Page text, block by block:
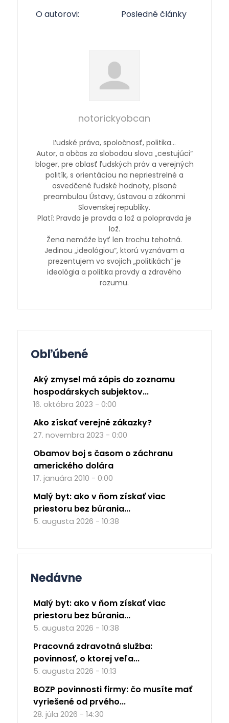
O autorovi: Posledné články
notorickyobcan
Ľudské práva, spoločnosť, politika…
Autor, a občas za slobodou slova „cestujúci“
bloger, pre oblasť ľudských práv a verejných
politík, s orientáciou na nepriestrelné a
osvedčené ľudské hodnoty, písané
preambulou Ústavy, ústavou a zákonmi
Slovenskej republiky.
Platí: Pravda je pravda a lož a polopravda je
lož.
Žena nemôže byť len trochu tehotná.
Jedinou „ideológiou“, ktorú vyznávam a
prezentujem vo svojich „politikách“ je
ideológia a politika pravdy a zdravého
rozumu.
Obľúbené
Aký zmysel má zápis do zoznamu
hospodárskych subjektov...
16. októbra 2023 - 0:00
Ako získať verejné zákazky?
27. novembra 2023 - 0:00
Obamov boj s časom o záchranu
amerického dolára
17. januára 2010 - 0:00
Malý byt: ako v ňom získať viac
priestoru bez búrania...
5. augusta 2026 - 10:38
Nedávne
Malý byt: ako v ňom získať viac
priestoru bez búrania...
5. augusta 2026 - 10:38
Pracovná zdravotná služba:
povinnosť, o ktorej veľa...
5. augusta 2026 - 10:13
BOZP povinnosti firmy: čo musíte mať
vyriešené od prvého...
28. júla 2026 - 14:30